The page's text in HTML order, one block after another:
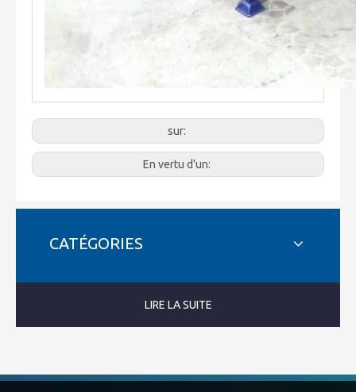
sur:
En vertu d'un:
CATÉGORIES
LIRE LA SUITE